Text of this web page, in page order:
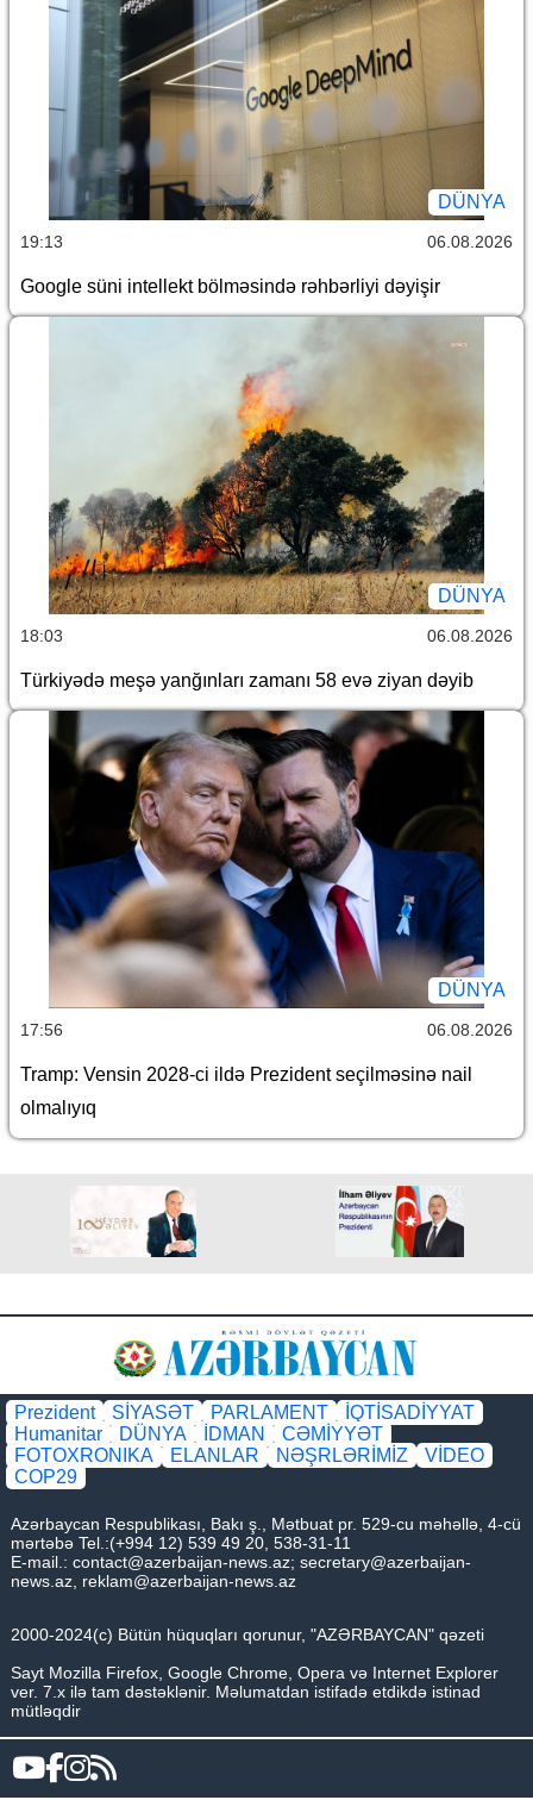
DÜNYA
19:13 06.08.2026
Google süni intellekt bölməsində rəhbərliyi dəyişir
DÜNYA
18:03 06.08.2026
Türkiyədə meşə yanğınları zamanı 58 evə ziyan dəyib
DÜNYA
17:56 06.08.2026
Tramp: Vensin 2028-ci ildə Prezident seçilməsinə nail
olmalıyıq
Prezident SİYASƏT PARLAMENT
İQTİSADİYYAT
Humanitar
DÜNYA İDMAN
CƏMİYYƏT
FOTOXRONIKA
ELANLAR NƏŞRLƏRİMİZ
VİDEO
COP29
Azərbaycan Respublikası, Bakı ş., Mətbuat pr. 529-cu məhəllə, 4-cü
mərtəbə Tel.:(+994 12) 539 49 20, 538-31-11
E-mail.: contact@azerbaijan-news.az; secretary@azerbaijan-
news.az reklam@azerbaijan-news.az
2000-2024(c) Bütün hüquqları qorunur, "AZƏRBAYCAN" qəzeti
Sayt Mozilla Firefox, Google Chrome, Opera və Internet Explorer
ver. 7.x ilə tam dəstəklənir. Məlumatdan istifadə etdikdə istinad
mütləqdir